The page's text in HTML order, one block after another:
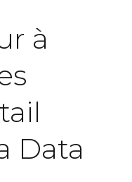
à
Data